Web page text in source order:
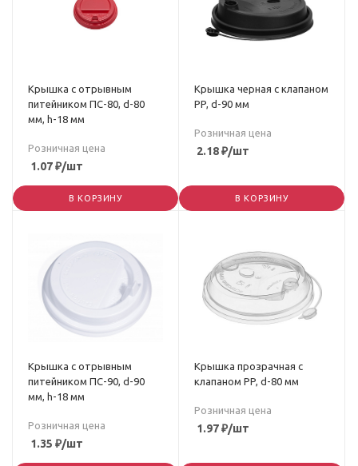
Крышка с отрывным
питейником ПС-80, d-80
мм, h-18 мм
Розничная цена
1.07₽/шт
В КОРЗИНУ
Крышка черная с клапаном
PP, d-90 мм
Розничная цена
2.18₽/шт
В КОРЗИНУ
Крышка с отрывным
питейником ПС-90, d-90
мм, h-18 мм
Розничная цена
1.35 ₽/шт
Крышка прозрачная с
клапаном PP, d-80 мм
Розничная цена
1.97₽/шт